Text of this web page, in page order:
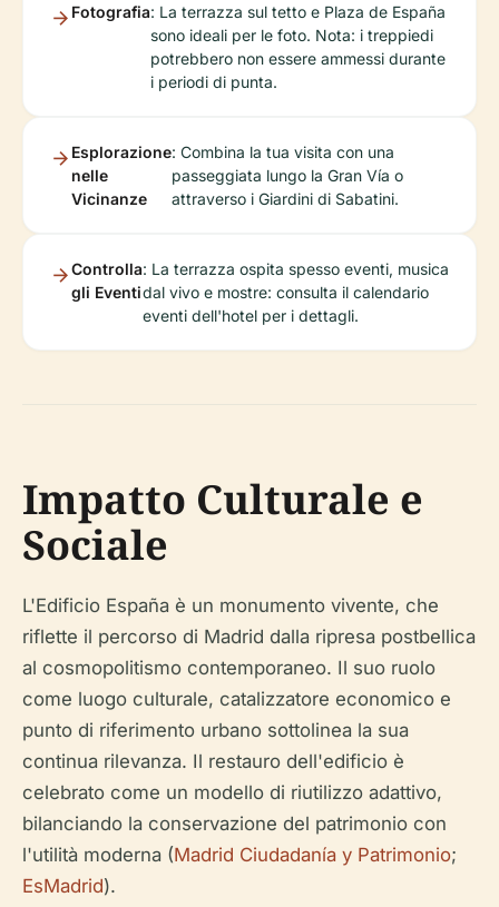
Fotografia: La terrazza sul tetto e Plaza de España
sono ideali per le foto. Nota: i treppiedi
potrebbero non essere ammessi durante
i periodi di punta.
Esplorazione
nelle
Vicinanze
: Combina la tua visita con una
passeggiata lungo la Gran Vía o
attraverso i Giardini di Sabatini.
Controlla
gli Eventi
: La terrazza ospita spesso eventi, musica
dal vivo e mostre: consulta il calendario
eventi dell'hotel per i dettagli.
Impatto Culturale e
Sociale
L'Edificio España è un monumento vivente, che
riflette il percorso di Madrid dalla ripresa postbellica
al cosmopolitismo contemporaneo. Il suo ruolo
come luogo culturale, catalizzatore economico e
punto di riferimento urbano sottolinea la sua
continua rilevanza. Il restauro dell'edificio è
celebrato come un modello di riutilizzo adattivo,
bilanciando la conservazione del patrimonio con
l'utilità moderna (Madrid Ciudadanía y Patrimonio;
EsMadrid).